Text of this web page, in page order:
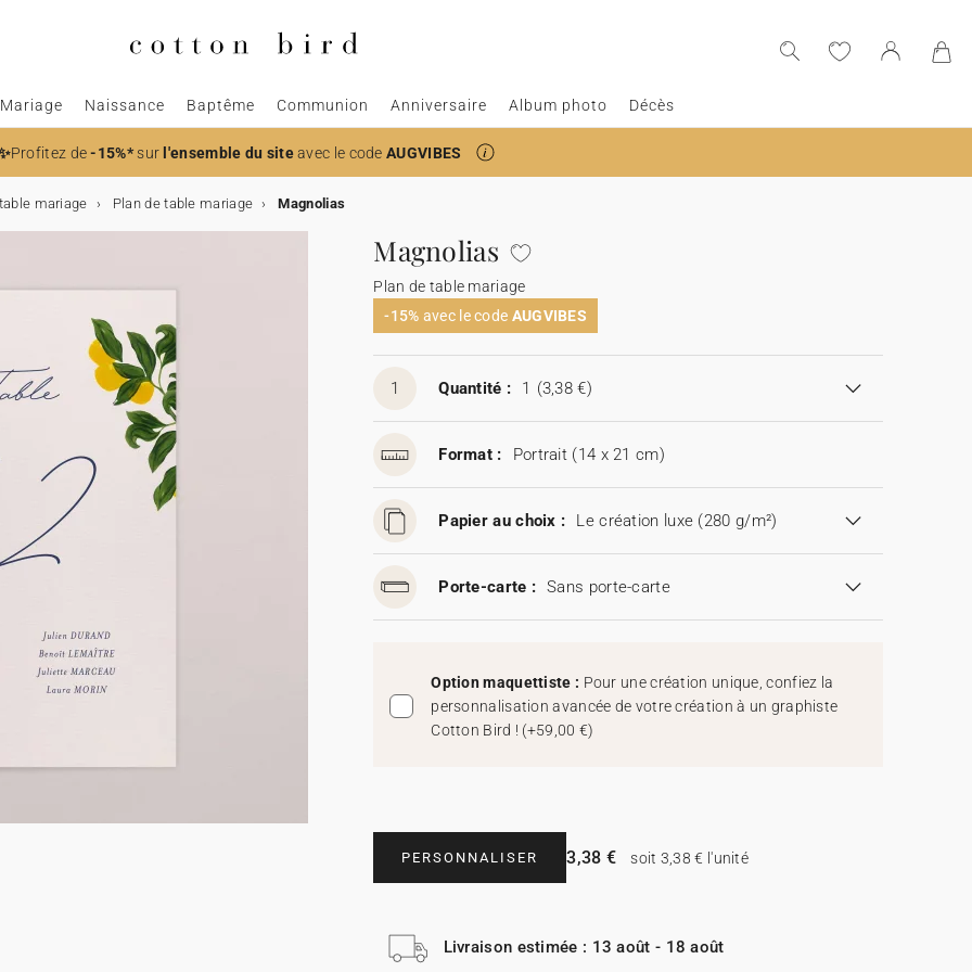
Mariage Naissance Baptême Communion Anniversaire Album photo Décès
Profitez de-15%*surl'ensemble du siteavec le code AUGVIBES
mariage Plan de table mariage Magnolias
Magnolias
Plan de table mariage
-15% avec le code AUGVIBES
1 Quantité : 1 (3,38 €)
Format : Portrait (14 x 21 cm)
Papier au choix : Le création luxe (280 g/m²)
Porte-carte : Sans porte-carte
Option maquettiste : Pour une création unique, confiez la
personnalisation avancée de votre création à un graphiste
Cotton Bird ! (+59,00 €)
PERSONNALISER 3,38 € soit 3,38 € l'unité
Livraison estimée : 13 août - 18 août